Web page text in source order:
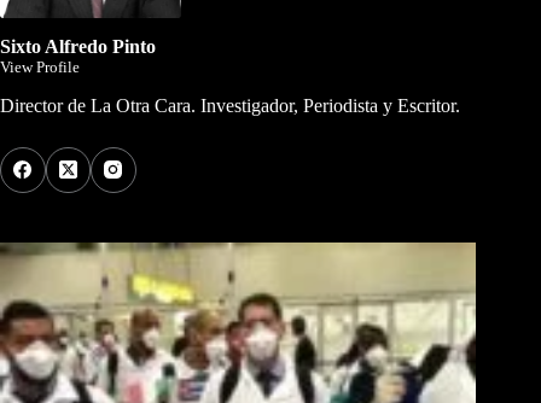
Sixto Alfredo Pinto
View Profile
Director de La Otra Cara. Investigador, Periodista y Escritor.